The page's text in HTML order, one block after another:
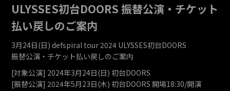
ULYSSES初台DOORS 振替公演・チケット
払い戻しのご案内
3月24日(日) defspiral tour 2024 ULYSSES初台DOORS
振替公演・チケット払い戻しのご案内
[対象公演] 2024年3月24日(日) 初台DOORS
[振替公演] 2024年5月23日(木) 初台DOORS 開場18:30/開演